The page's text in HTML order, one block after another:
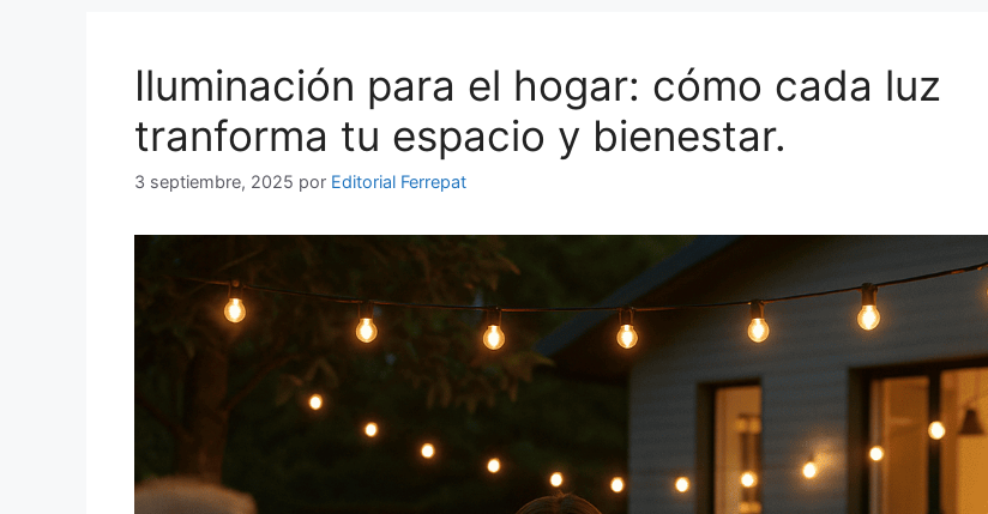
Iluminación para el hogar: cómo cada luz
tranforma tu espacio y bienestar.
3 septiembre, 2025 por Editorial Ferrepat